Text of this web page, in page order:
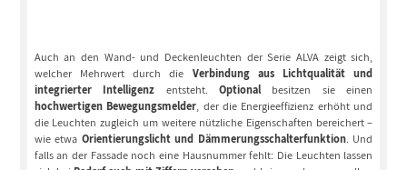
Auch an den Wand- und Deckenleuchten der Serie ALVA zeigt sich,
welcher Mehrwert durch die Verbindung aus Lichtqualität und
integrierter Intelligenz entsteht. Optionalbesitzen sie einen
hochwertigen Bewegungsmelder, der die Energieeffizienz erhöht und
die Leuchten zugleich um weitere nützliche Eigenschaften bereichert –
wie etwa Orientierungslicht und Dämmerungsschalterfunktion. Und
falls an der Fassade noch eine Hausnummer fehlt: Die Leuchten lassen